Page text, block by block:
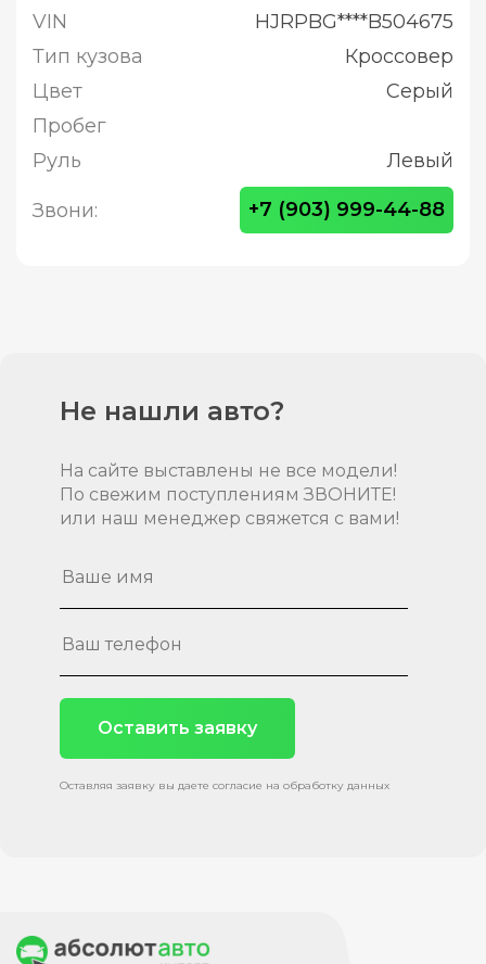
VIN
HJRPBG****B504675
Тип кузова
Кроссовер
Цвет
Серый
Пробег
Руль
Левый
Звони: +7 (903) 999-44-88
Не нашли авто?
На сайте выставлены не все модели!
По свежим поступлениям ЗВОНИТЕ!
или наш менеджер свяжется с вами!
Оставить заявку
Оставляя заявку вы даете согласие на обработку данных